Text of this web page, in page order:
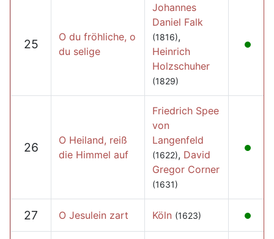
25
O du fröhliche, o
du selige
Johannes
Daniel Falk
(1816),
Heinrich
Holzschuher
(1829)
26
O Heiland, reiß
die Himmel auf
Friedrich Spee
von
Langenfeld
(1622), David
Gregor Corner
(1631)
27 O Jesulein zart Köln (1623)